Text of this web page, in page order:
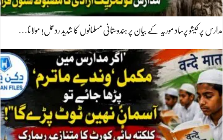
مدارس پر کیشو پرساد موریہ کے بیان پر ہندوستانی مسلمانوں کا شدید ردعمل! مولانا…